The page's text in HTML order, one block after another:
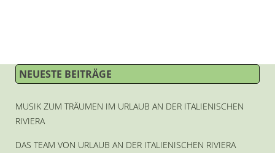
NEUESTE BEITRÄGE
MUSIK ZUM TRÄUMEN IM URLAUB AN DER ITALIENISCHEN
RIVIERA
DAS TEAM VON URLAUB AN DER ITALIENISCHEN RIVIERA